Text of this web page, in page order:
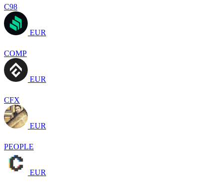
C98
EUR
COMP
EUR
CFX
EUR
PEOPLE
EUR